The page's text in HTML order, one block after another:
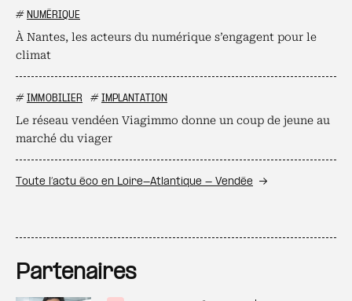
# NUMÉRIQUE
À Nantes, les acteurs du numérique s’engagent pour le
climat
# IMMOBILIER # IMPLANTATION
Le réseau vendéen Viagimmo donne un coup de jeune au
marché du viager
Toute l’actu éco en Loire-Atlantique - Vendée
Partenaires